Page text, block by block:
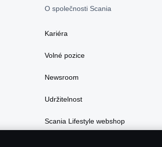
O společnosti Scania
Kariéra
Volné pozice
Newsroom
Udržitelnost
Scania Lifestyle webshop